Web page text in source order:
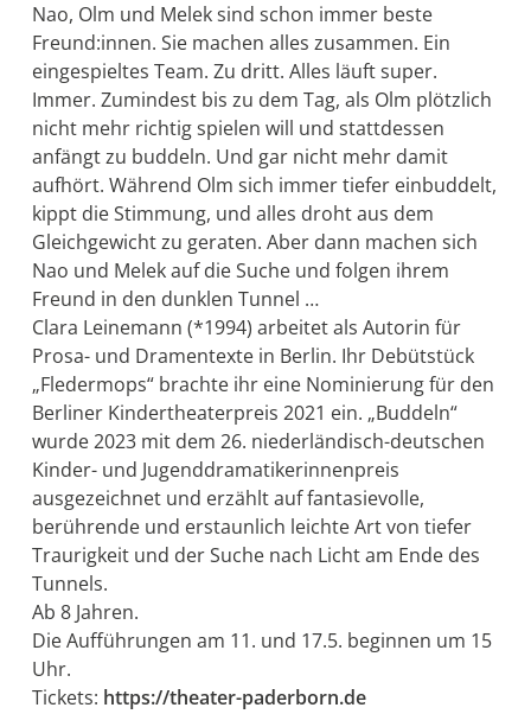
Nao, Olm und Melek sind schon immer beste
Freund:innen. Sie machen alles zusammen. Ein
eingespieltes Team. Zu dritt. Alles läuft super.
Immer. Zumindest bis zu dem Tag, als Olm plötzlich
nicht mehr richtig spielen will und stattdessen
anfängt zu buddeln. Und gar nicht mehr damit
aufhört. Während Olm sich immer tiefer einbuddelt,
kippt die Stimmung, und alles droht aus dem
Gleichgewicht zu geraten. Aber dann machen sich
Nao und Melek auf die Suche und folgen ihrem
Freund in den dunklen Tunnel …
Clara Leinemann (*1994) arbeitet als Autorin für
Prosa- und Dramentexte in Berlin. Ihr Debütstück
„Fledermops“ brachte ihr eine Nominierung für den
Berliner Kindertheaterpreis 2021 ein. „Buddeln“
wurde 2023 mit dem 26. niederländisch-deutschen
Kinder- und Jugenddramatikerinnenpreis
ausgezeichnet und erzählt auf fantasievolle,
berührende und erstaunlich leichte Art von tiefer
Traurigkeit und der Suche nach Licht am Ende des
Tunnels.
Ab 8 Jahren.
Die Aufführungen am 11. und 17.5. beginnen um 15
Uhr.
Tickets: https://theater-paderborn.de